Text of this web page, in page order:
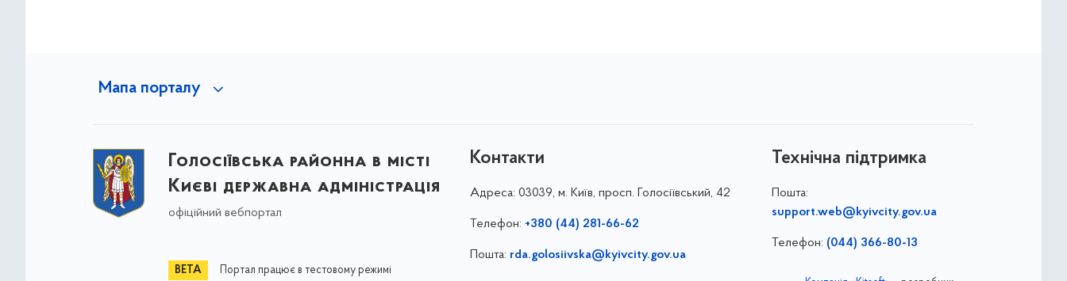
Мапа порталу
Голосіївська районна в місті
Києві державна адміністрація
офіційний вебпортал
Портал працює в тестовому режимі
Контакти
Адреса: 03039, м. Київ, просп. Голосіївський, 42
Телефон: +380 (44) 281-66-62
Пошта: rda.golosiivska@kyivcity.gov.ua
Технічна підтримка
Пошта:
support.web@kyivcity.gov.ua
Телефон: (044) 366-80-13